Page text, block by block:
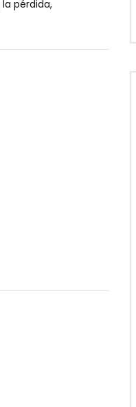
pérdida,